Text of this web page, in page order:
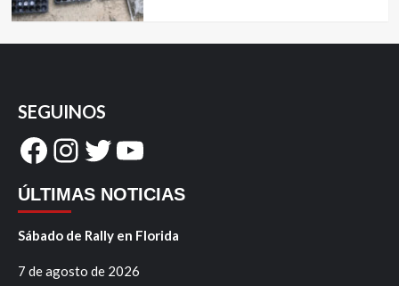
SEGUINOS
Facebook
Instagram
Twitter
YouTube
ÚLTIMAS NOTICIAS
Sábado de Rally en Florida
7 de agosto de 2026